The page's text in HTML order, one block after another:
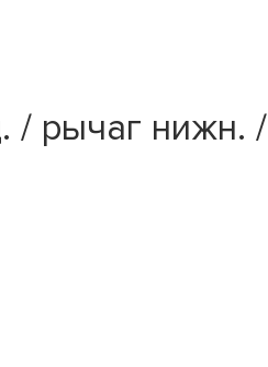
/ рычаг нижн. /